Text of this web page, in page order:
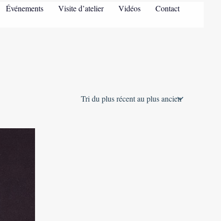
Événements Visite d’atelier Vidéos Contact